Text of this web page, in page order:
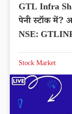
GTL Infra
पेनी स्टॉक में?
NSE:
Stock Market